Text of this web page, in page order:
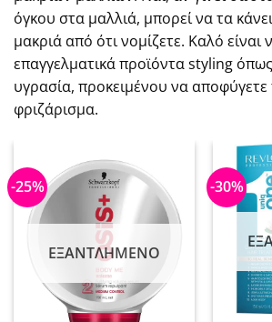
όγκου στα μαλλιά, μπορεί να τα
μακριά από ότι νομίζετε. Καλό είναι
επαγγελματικά προϊόντα styling
υγρασία, προκειμένου να
φριζάρισμα.
-25%
ΕΞΑΝΤΛΗΜΈΝΟ
-30%